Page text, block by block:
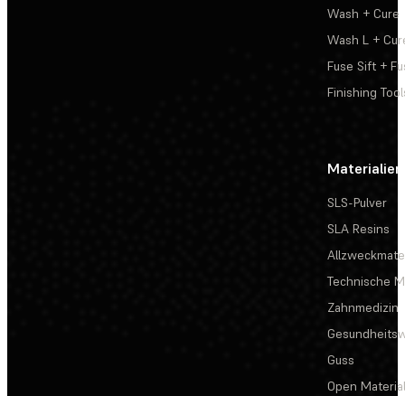
Wash + Cure
Wash L +
Fuse Sift +
Finishing
Materialien
SLS-Pulver
SLA Resins
Technische
Zahnmedizin
Guss
Open